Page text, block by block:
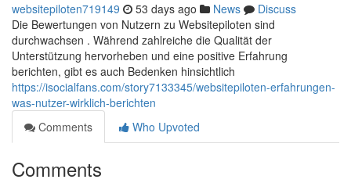
websitepiloten719149 53 days ago News
Discuss
Die Bewertungen von Nutzern zu Websitepiloten sind
durchwachsen . Während zahlreiche die Qualität der
Unterstützung hervorheben und eine positive Erfahrung
berichten, gibt es auch Bedenken hinsichtlich
https://isocialfans.com/story7133345/websitepiloten-erfahrungen-
was-nutzer-wirklich-berichten
Comments
Who Upvoted
Comments